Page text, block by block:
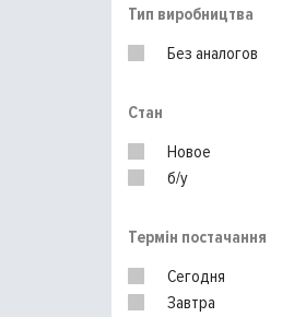
Тип виробництва
Без аналогов
Стан
Новое
б/у
Термін постачання
Сегодня
Завтра